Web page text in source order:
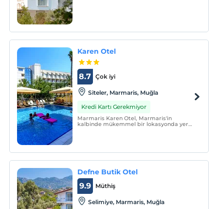
Karen Otel
Çok iyi
8.7
Siteler, Marmaris, Muğla
Kredi Kartı Gerekmiyor
Marmaris Karen Otel, Marmaris'in
kalbinde mükemmel bir lokasyonda yer
işletmedir.
Defne Butik Otel
Müthiş
9.9
Selimiye, Marmaris, Muğla